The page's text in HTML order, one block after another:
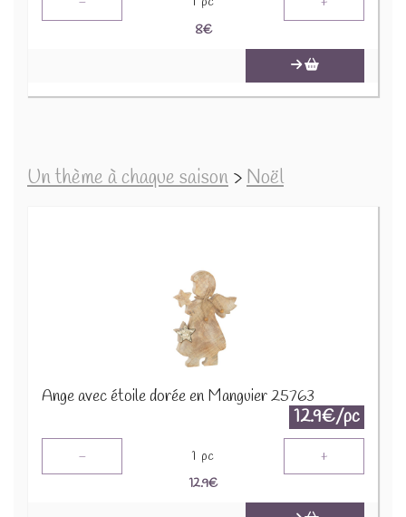
8€
Un thème à chaque saison > Noël
Ange avec étoile dorée en Manguier 25763
12.9€/pc
- 1 pc +
12.9€